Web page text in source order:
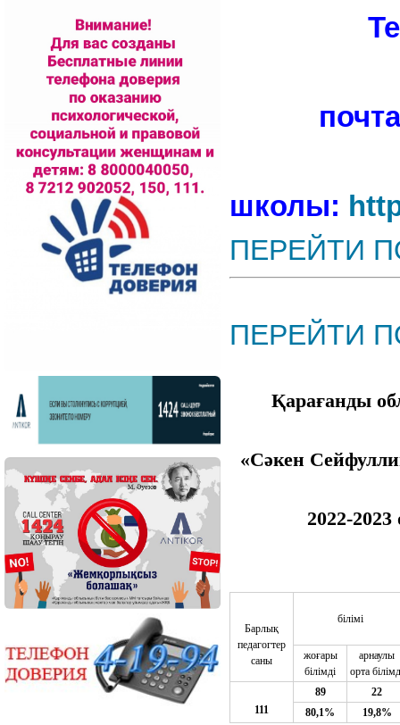
школы:
ПЕРЕЙТИ
ПЕРЕЙТИ
Қарағанды
«Сәкен
2022-
Барлық
педагогтер
саны
білімі
жоғары
білімді
арнаулы
орта
111
89
22
80,1%
19,8%